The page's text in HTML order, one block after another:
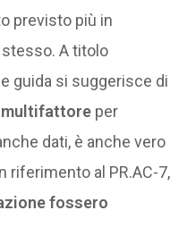
previsto più in
stesso. A titolo
guida si suggerisce di
multifattore per
dati, è anche vero
riferimento al PR.AC-7,
fossero